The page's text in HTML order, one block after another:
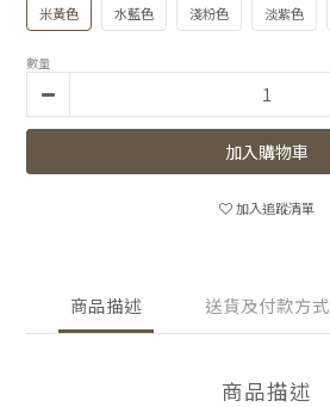
米黃色 水藍色 淺粉色 淡紫色
數量
加入購物車
加入追蹤清單
商品描述 送貨及付款方式
商品描述